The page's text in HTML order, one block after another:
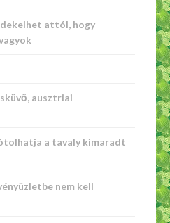
attól, hogy
ausztriai
a tavaly kimaradt
nem kell